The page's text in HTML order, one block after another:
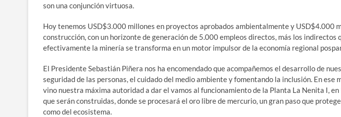
son una conjunción virtuosa.
Hoy tenemos USD$3.000 millones en proyectos aprobados ambientalmente y USD$4.000
construcción, con un horizonte de generación de 5.000 empleos directos, más los indirectos
efectivamente la minería se transforma en un motor impulsor de la economía regional
El Presidente Sebastián Piñera nos ha encomendado que acompañemos el desarrollo de
seguridad de las personas, el cuidado del medio ambiente y fomentando la inclusión. En ese
vino nuestra máxima autoridad a dar el vamos al funcionamiento de la Planta La Nenita I,
que serán construidas, donde se procesará el oro libre de mercurio, un gran paso que
como del ecosistema.